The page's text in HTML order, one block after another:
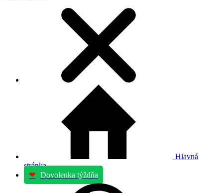
Hlavná
stránka
❤ Dovolenka týždňa